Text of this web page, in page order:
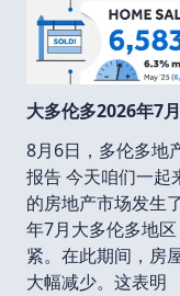
大多伦多2026年7
8月6日，多伦多地
报告 今天咱们一起
的房地产市场发生
年7月大多伦多地
紧。在此期间，房
大幅减少。这表明